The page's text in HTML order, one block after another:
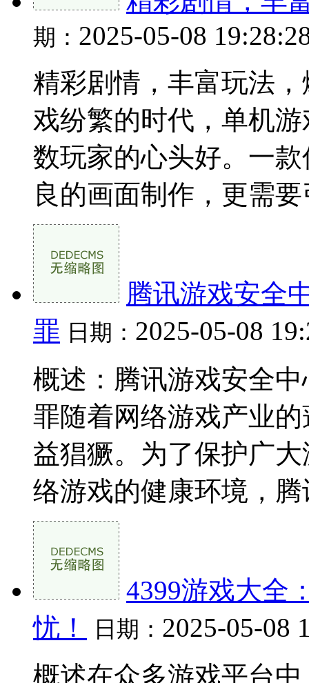
期： 2025-05-08
精彩剧情，丰富玩法
戏纷繁的时代，单机
数玩家的心头好。一
良的画面制作，更需要
腾讯游戏安全
罪 日期： 2025-05-08
概述：腾讯游戏安全
罪随着网络游戏产业
益猖獗。为了保护广
络游戏的健康环境，腾
4399游戏大全
忧！
日期： 2025-05-08
概述在众多游戏平台